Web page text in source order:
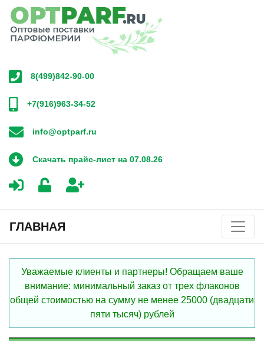
8(499)842-90-00
+7(916)963-34-52
info@optparf.ru
Скачать прайс-лист на 07.08.26
ГЛАВНАЯ
Уважаемые клиенты и партнеры! Обращаем ваше
внимание: минимальный заказ от трех флаконов
общей стоимостью на сумму не менее 25000 (двадцати
пяти тысяч) рублей